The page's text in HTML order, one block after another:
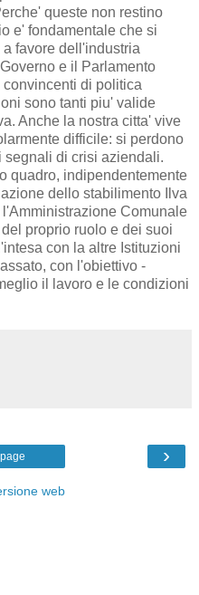
queste non restino
e' fondamentale che si
favore dell'industria
e il Parlamento
di politica
sono tanti piu' valide
Anche la nostra citta' vive
difficile: si perdono
segnali di crisi aziendali.
quadro, indipendentemente
dello stabilimento Ilva
Comunale
proprio ruolo e dei suoi
con la altre Istituzioni
con l'obiettivo -
il lavoro e le condizioni
›
web